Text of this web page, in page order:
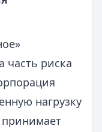
часть риска
нагрузку